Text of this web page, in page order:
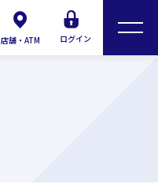
店舗・ATM ログイン